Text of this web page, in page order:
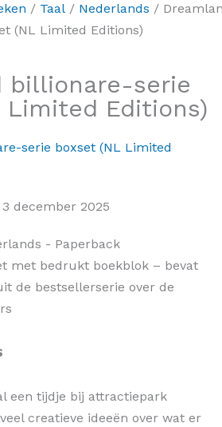
/ Taal / Nederlands /
(NL Limited Editions)
billionare-serie
Limited Editions)
3 december 2025
- Paperback
met bedrukt boekblok – bevat
de bestsellerserie over de
een tijdje bij attractiepark
creatieve ideeën over wat er